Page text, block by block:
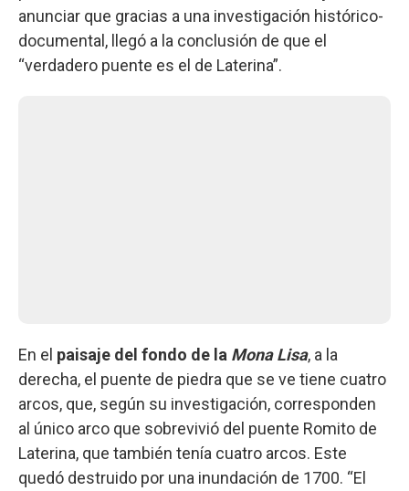
anunciar que gracias a una investigación histórico-
documental, llegó a la conclusión de que el
“verdadero puente es el de Laterina”.
En el paisaje del fondo de la Mona Lisa, a la
derecha, el puente de piedra que se ve tiene cuatro
arcos, que, según su investigación, corresponden
al único arco que sobrevivió del puente Romito de
Laterina, que también tenía cuatro arcos. Este
quedó destruido por una inundación de 1700. “El